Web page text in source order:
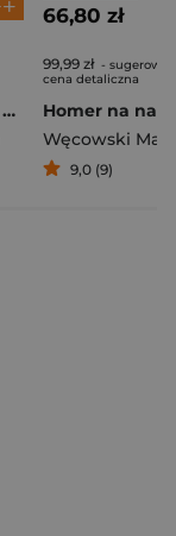
Pierogi z kimchi. Moje ulubione azjatyckie przepisy
66,80 zł
99,99 zł -
cena detaliczna
Węcowski
9,0 (9)